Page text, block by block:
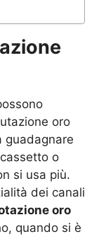
oro
guadagnare
o
si usa più.
dei canali
oro
quando si è